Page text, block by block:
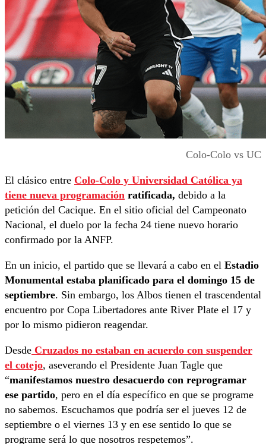
Colo-Colo vs UC
El clásico entre Colo-Colo y Universidad Católica ya
tiene nueva programación ratificada, debido a la
petición del Cacique. En el sitio oficial del Campeonato
Nacional, el duelo por la fecha 24 tiene nuevo horario
confirmado por la ANFP.
En un inicio, el partido que se llevará a cabo en el Estadio
Monumental estaba planificado para el domingo 15 de
septiembre. Sin embargo, los Albos tienen el trascendental
encuentro por Copa Libertadores ante River Plate el 17 y
por lo mismo pidieron reagendar.
Desde Cruzados no estaban en acuerdo con suspender
el cotejo, aseverando el Presidente Juan Tagle que
“manifestamos nuestro desacuerdo con reprogramar
ese partido, pero en el día específico en que se programe
no sabemos. Escuchamos que podría ser el jueves 12 de
septiembre o el viernes 13 y en ese sentido lo que se
programe será lo que nosotros respetemos”.